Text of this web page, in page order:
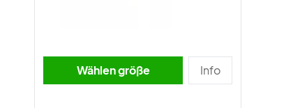
Wählen größe Info